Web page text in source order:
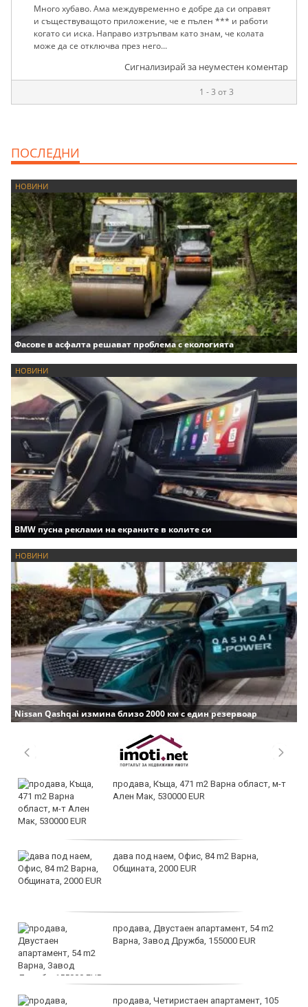
Много хубаво. Ама междувременно е добре да си оправят
и съществуващото приложение, че е пълен *** и работи
когато си иска. Направо изтръпвам като знам, че колата
може да се отключва през него...
Сигнализирай за неуместен коментар
1 - 3 от 3
ПОСЛЕДНИ
НОВИНИ
Фасове в асфалта решават проблема с екологията
НОВИНИ
BMW пусна реклами на екраните в колите си
НОВИНИ
Nissan Qashqai измина близо 2000 км с един резервоар
продава, Къща, 471 m2 Варна област, м-т
Ален Мак, 530000 EUR
дава под наем, Офис, 84 m2 Варна,
Общината, 2000 EUR
продава, Двустаен апартамент, 54 m2
Варна, Завод Дружба, 155000 EUR
продава, Четиристаен апартамент, 105